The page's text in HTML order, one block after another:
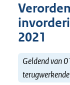
2021
Geldend van